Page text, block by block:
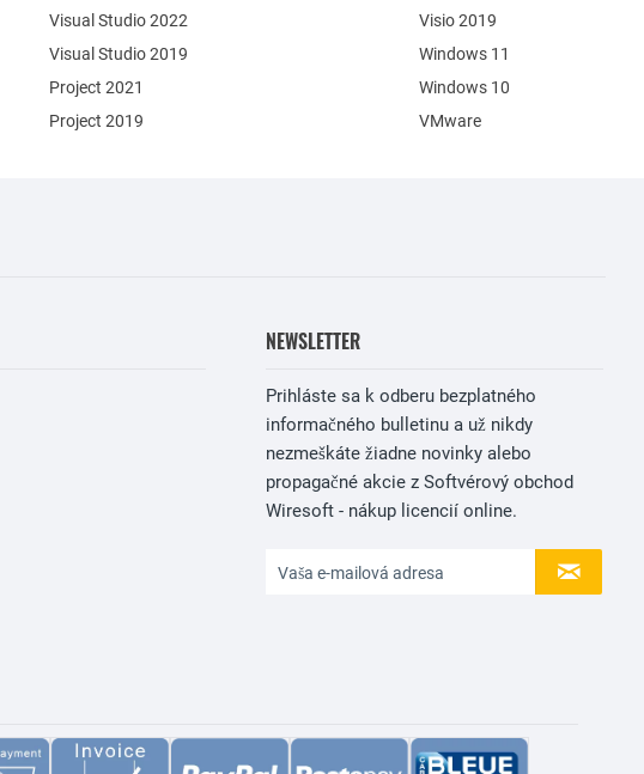
Visual Studio 2022
Visual Studio 2019
Project 2021
Project 2019
Visio 2019
Windows 11
Windows 10
VMware
NEWSLETTER
Prihláste sa k odberu bezplatného
informačného bulletinu a už nikdy
nezmeškáte žiadne novinky alebo
propagačné akcie z Softvérový obchod
Wiresoft - nákup licencií online.